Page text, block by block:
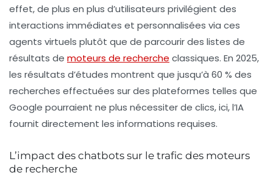
effet, de plus en plus d’utilisateurs privilégient des
interactions immédiates et personnalisées via ces
agents virtuels plutôt que de parcourir des listes de
résultats de moteurs de recherche classiques. En 2025,
les résultats d’études montrent que jusqu’à 60 % des
recherches effectuées sur des plateformes telles que
Google pourraient ne plus nécessiter de clics, ici, l’IA
fournit directement les informations requises.
L’impact des chatbots sur le trafic des moteurs
de recherche